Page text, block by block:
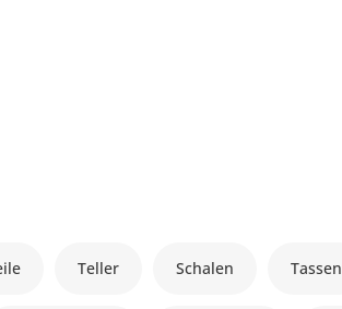
Teller Schalen Tassen